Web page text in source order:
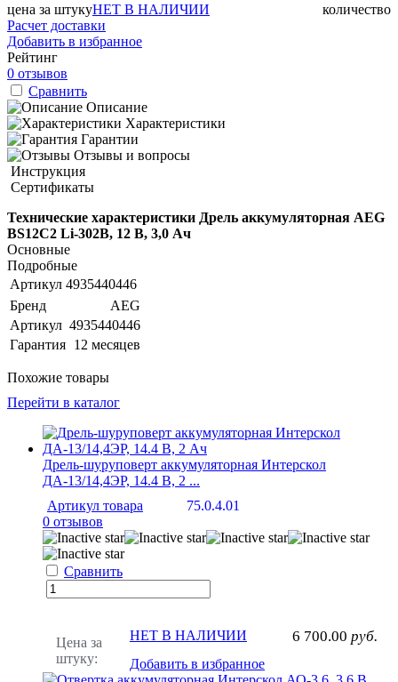
цена за штуку количество
НЕТ В НАЛИЧИИ
Расчет доставки
Добавить в избранное
Рейтинг
0 отзывов
Сравнить
Описание
Характеристики
Гарантии
Отзывы и вопросы
Инструкция
Сертификаты
Технические характеристики Дрель аккумуляторная AEG
BS12С2 Li-302B, 12 В, 3,0 Ач
Основные
Подробные
Артикул 4935440446
Бренд
AEG
Артикул 4935440446
Гарантия 12 месяцев
Похожие товары
Перейти в каталог
Дрель-шуруповерт аккумуляторная Интерскол
ДА-13/14,4ЭР, 14.4 В, 2 ...
Артикул товара
75.0.4.01
0 отзывов
Сравнить
Цена за
штуку:
6 700.00 руб.
НЕТ В НАЛИЧИИ
Добавить в избранное